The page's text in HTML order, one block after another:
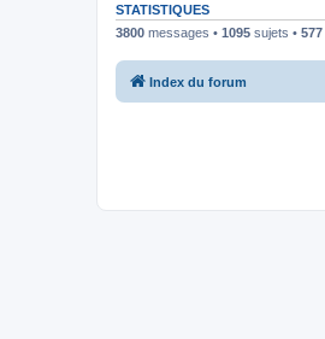
STATISTIQUES
3800 messages • 1095 sujets • 577
Index du forum